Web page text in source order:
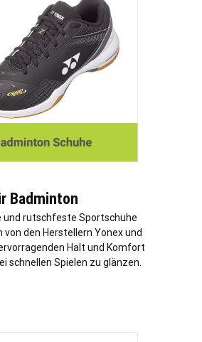
Badminton
und rutschfeste Sportschuhe
den Herstellern Yonex und
Halt und Komfort
schnellen Spielen zu glänzen.